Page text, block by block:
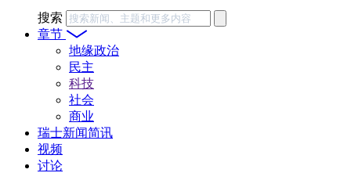
搜索
章节
地缘政治
民主
科技
社会
商业
瑞士新闻简讯
视频
讨论